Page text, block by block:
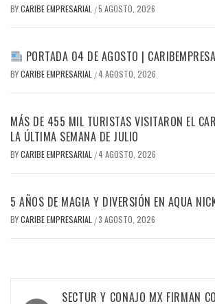
BYCARIBE EMPRESARIAL /5 AGOSTO, 2026
PORTADA 04 DE AGOSTO |
BYCARIBE EMPRESARIAL /4 AGOSTO, 2026
MÁS DE 455 MIL TURISTAS VISITARON EL
LA ÚLTIMA SEMANA DE JULIO
BYCARIBE EMPRESARIAL /4 AGOSTO, 2026
5 AÑOS DE MAGIA Y DIVERSIÓN EN AQUA
BYCARIBE EMPRESARIAL /3 AGOSTO, 2026
NavegaciónSECTUR Y CONAJO MX FIRMAN